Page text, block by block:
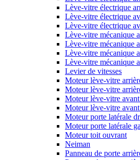
Lève-vitre électrique
Lève-vitre électrique
Lève-vitre électrique
Lève-vitre mécanique
Lève-vitre mécanique
Lève-vitre mécanique
Lève-vitre mécanique
Levier de vitesses
Moteur lève-vitre
Moteur lève-vitre
Moteur lève-vitre
Moteur lève-vitre
Moteur porte latérale
Moteur porte latérale
Moteur toit ouvrant
Neiman
Panneau de porte